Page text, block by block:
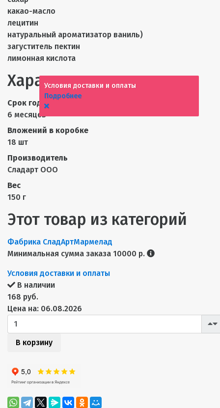
какао-масло
лецитин
натуральный ароматизатор ваниль)
загуститель пектин
лимонная кислота
Характеристики
Срок годности
6 месяцев
Вложений в коробке
18 шт
Производитель
Сладарт ООО
Вес
150 г
Этот товар из категорий
Фабрика СладАртМармелад
Минимальная сумма заказа 10000 р.
Условия доставки и оплаты
В наличии
168 руб.
Цена на: 06.08.2026
В корзину
Условия доставки и оплаты
Подробнее